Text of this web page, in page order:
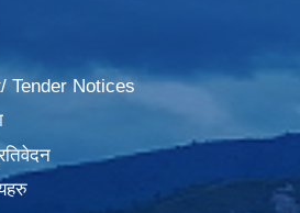
Tender Notices